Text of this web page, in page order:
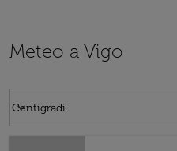
Meteo a Vigo
Centigradi
keyboard_arrow_down